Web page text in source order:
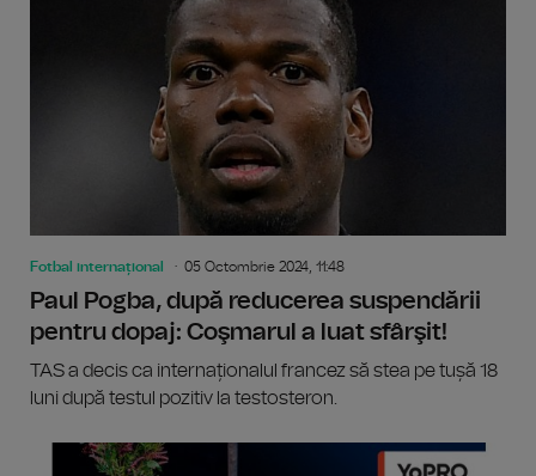
Fotbal internațional 05 Octombrie 2024, 11:48
Paul Pogba, după reducerea suspendării
pentru dopaj: Coşmarul a luat sfârşit!
TAS a decis ca internaționalul francez să stea pe tușă 18
luni după testul pozitiv la testosteron.